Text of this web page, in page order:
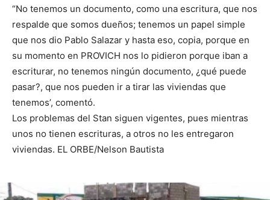
“No tenemos un documento, como una escritura, que nos
respalde que somos dueños; tenemos un papel simple
que nos dio Pablo Salazar y hasta eso, copia, porque en
su momento en PROVICH nos lo pidieron porque iban a
escriturar, no tenemos ningún documento, ¿qué puede
pasar?, que nos pueden ir a tirar las viviendas que
tenemos’, comentó.
Los problemas del Stan siguen vigentes, pues mientras
unos no tienen escrituras, a otros no les entregaron
viviendas. EL ORBE/Nelson Bautista